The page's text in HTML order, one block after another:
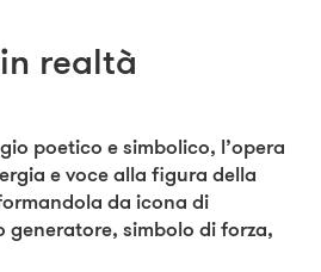
realtà
poetico e simbolico, l’opera
e voce alla figura della
da icona di
simbolo di forza,